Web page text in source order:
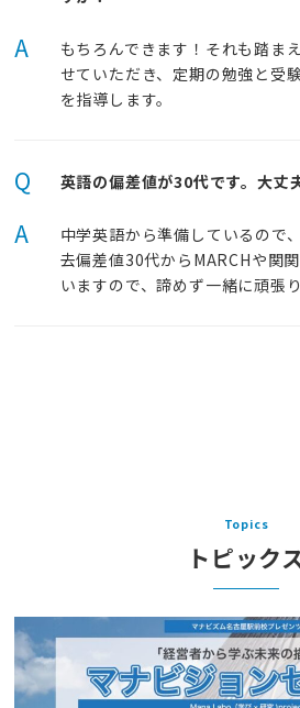
A
もちろんできます！それも踏ま
せていただき、定期の勉強と受
を指導します。
Q 英語の偏差値が30代です。大丈
A
中学英語から準備しているので
去偏差値30代からMARCHや関
いますので、諦めず一緒に頑張
Topics
トピック